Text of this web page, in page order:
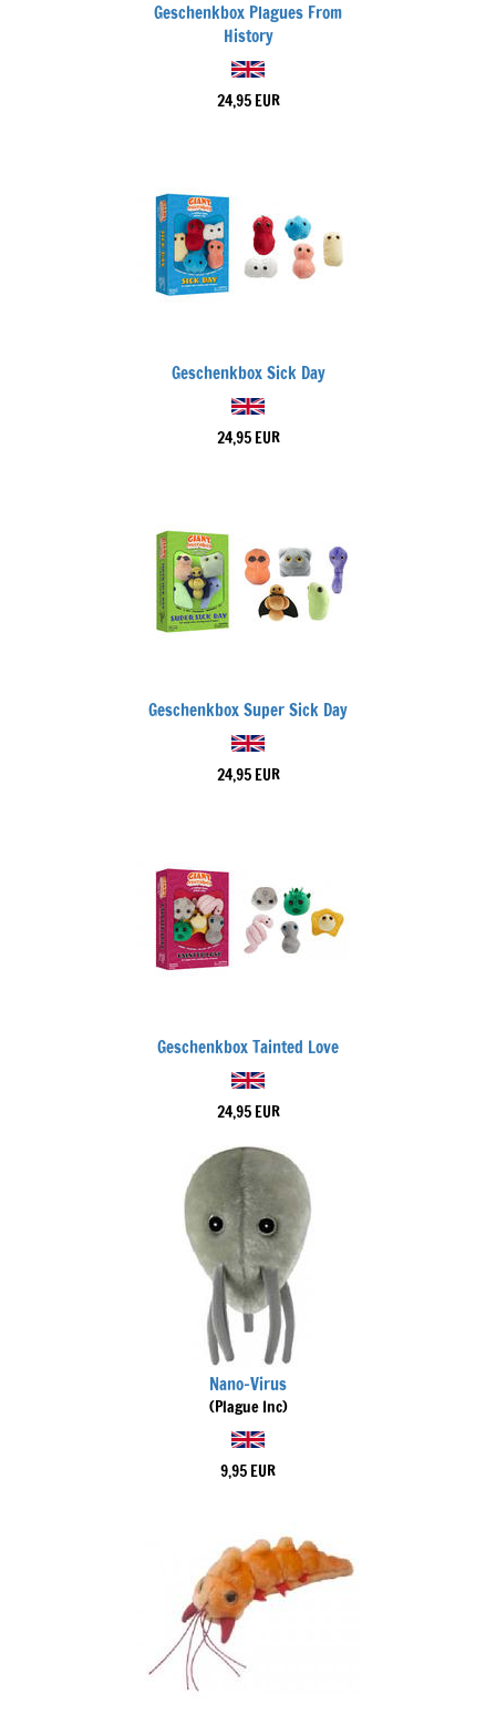
Geschenkbox Plagues From
History
24,95 EUR
Geschenkbox Sick Day
24,95 EUR
Geschenkbox Super Sick Day
24,95 EUR
Geschenkbox Tainted Love
24,95 EUR
Nano-Virus
(Plague Inc)
9,95 EUR